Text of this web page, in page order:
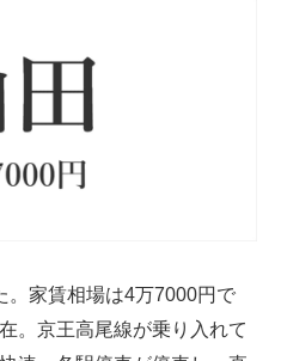
家賃相場は4万7000円で
。京王高尾線が乗り入れて